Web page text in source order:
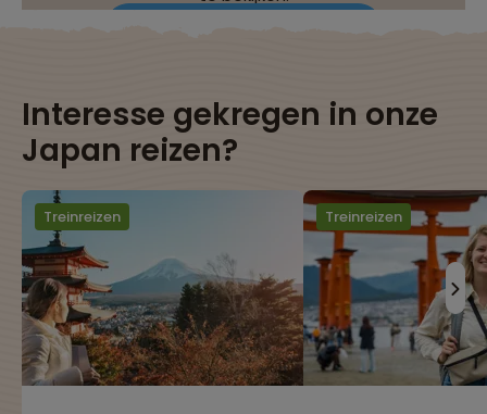
Interesse gekregen in onze
Japan reizen?
Treinreizen Treinreizen